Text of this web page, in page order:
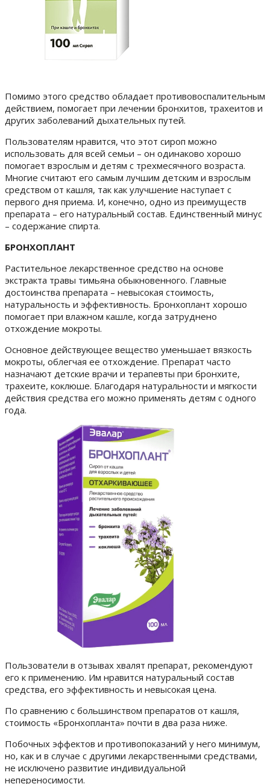
Помимо этого средство обладает противовоспалительным
действием, помогает при лечении бронхитов, трахеитов и
других заболеваний дыхательных путей.
Пользователям нравится, что этот сироп можно
использовать для всей семьи – он одинаково хорошо
помогает взрослым и детям с трехмесячного возраста.
Многие считают его самым лучшим детским и взрослым
средством от кашля, так как улучшение наступает с
первого дня приема. И, конечно, одно из преимуществ
препарата – его натуральный состав. Единственный минус
– содержание спирта.
БРОНХОПЛАНТ
Растительное лекарственное средство на основе
экстракта травы тимьяна обыкновенного. Главные
достоинства препарата – невысокая стоимость,
натуральность и эффективность. Бронхоплант хорошо
помогает при влажном кашле, когда затруднено
отхождение мокроты.
Основное действующее вещество уменьшает вязкость
мокроты, облегчая ее отхождение. Препарат часто
назначают детские врачи и терапевты при бронхите,
трахеите, коклюше. Благодаря натуральности и мягкости
действия средства его можно применять детям с одного
года.
Пользователи в отзывах хвалят препарат, рекомендуют
его к применению. Им нравится натуральный состав
средства, его эффективность и невысокая цена.
По сравнению с большинством препаратов от кашля,
стоимость «Бронхопланта» почти в два раза ниже.
Побочных эффектов и противопоказаний у него минимум,
но, как и в случае с другими лекарственными средствами,
не исключено развитие индивидуальной
непереносимости.